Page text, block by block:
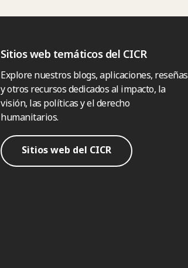
Sitios web temáticos del CICR
Explore nuestros blogs, aplicaciones, reseñas
y otros recursos dedicados al impacto, la
visión, las políticas y el derecho
humanitarios.
Sitios web del CICR